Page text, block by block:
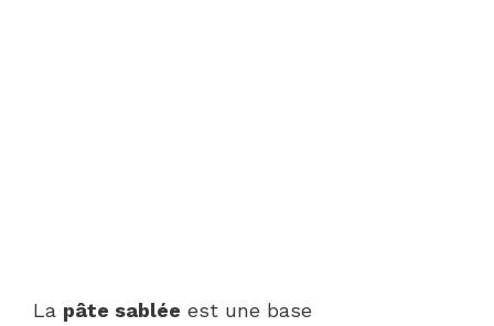
La pâte sablée est une base